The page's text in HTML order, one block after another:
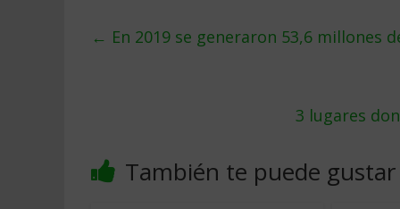
← En 2019 se generaron 53,6 millones
3 lugares
También te puede gustar